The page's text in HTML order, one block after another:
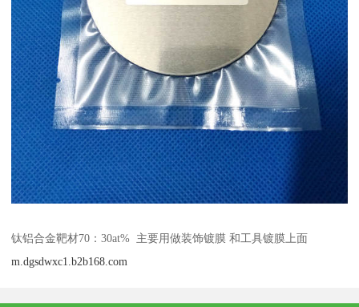
钛铝合金靶材70：30at% 主要用做装饰镀膜 和工具镀膜上面
m.dgsdwxc1.b2b168.com